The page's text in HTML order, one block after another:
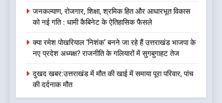
को भाजपा ने दी नई जिम्मेदारी ,इन पूर्व
मुख्यमंत्री को भी मिली जिम्मेदारी
उत्तराखण्ड
1
यंग उत्तराखंड सिने अवार्ड्स 2026:
उत्तराखंड की फिल्म और संगीत
जनकल्याण, रोजगार, शिक्षा, श्रमिक हित और आधारभूत विकास
को नई गति : धामी कैबिनेट के ऐतिहासिक फैसले
क्या रमेश पोखरियाल ‘निशंक’ बनने जा रहे हैं उत्तराखंड भाजपा के
नए प्रदेश अध्यक्ष? राजनीति के गलियारों में सुगबुगाहट तेज
दुखद खबर:उत्तराखंड में मौत की खाई में समाया पूरा परिवार, पांच
की दर्दनाक मौत